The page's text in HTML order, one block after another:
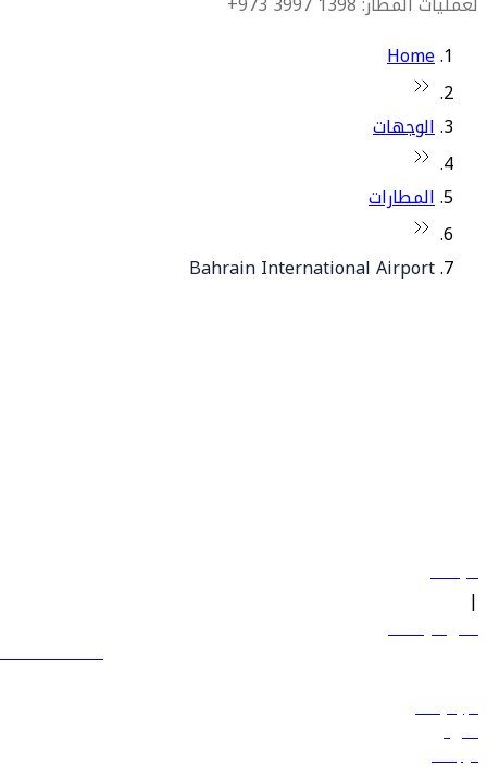
Home
الوجهات
المطارات
Bahrain International Airport
سياساتنا
|
الشروط والأحكام
600 544 445
حجز الرحلات
العروض
الوجهات